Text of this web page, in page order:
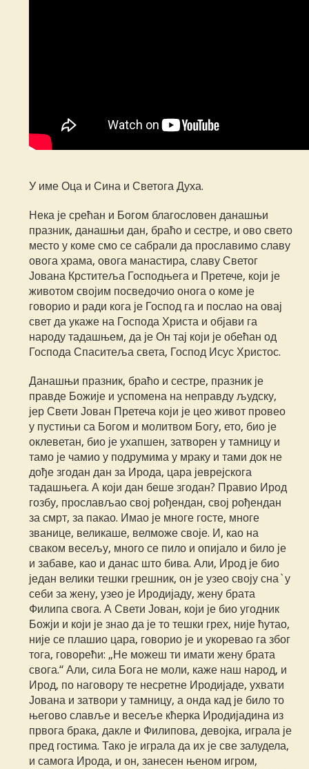
У име Оца и Сина и Светога Духа.
Нека је срећан и Богом благословен данашњи
празник, данашњи дан, браћо и сестре, и ово свето
место у коме смо се сабрали да прославимо славу
овога храма, овога манастира, славу Светог
Јована Крститеља Господњега и Претече, који је
животом својим посведочио онога о коме је
говорио и ради кога је Господ га и послао на овај
свет да укаже на Господа Христа и објави га
народу тадашњем, да је Он тај који је обећан од
Господа Спаситеља света, Господ Исус Христос.
Данашњи празник, браћо и сестре, празник је
правде Божије и успомена на неправду људску,
јер Свети Јован Претеча који је цео живот провео
у пустињи са Богом и молитвом Богу, ето, био је
оклеветан, био је ухапшен, затворен у тамницу и
тамо је чамио у подрумима у мраку и тами док не
дође згодан дан за Ирода, цара јеврејскога
тадашњега. А који дан беше згодан? Правио Ирод
гозбу, прослављао свој рођендан, свој рођендан
за смрт, за пакао. Имао је многе госте, многе
званице, великаше, велможе своје. И, као на
сваком весељу, много се пило и опијало и било је
и забаве, као и данас што бива. Али, Ирод је био
један велики тешки грешник, он је узео своју сна`у
себи за жену, узео је Иродијаду, жену брата
Филипа свога. А Свети Јован, који је био угодник
Божји и који је знао да је то тешки грех, није ћутао,
није се плашио цара, говорио је и укоревао га због
тога, говорећи: „Не можеш ти имати жену брата
свога.“ Али, сила Бога не моли, каже наш народ, и
Ирод, по наговору те несретне Иродијаде, ухвати
Јована и затвори у тамницу, а онда кад је било то
његово славље и весеље кћерка Иродијадина из
првога брака, дакле и Филипова, девојка, играла је
пред гостима. Тако је играла да их је све залудела,
и самога Ирода, и он, занесен њеном игром,